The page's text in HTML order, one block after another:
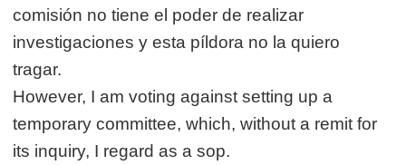
comisión no tiene el poder de realizar
investigaciones y esta píldora no la quiero
tragar.
However, I am voting against setting up a
temporary committee, which, without a remit for
its inquiry, I regard as a sop.